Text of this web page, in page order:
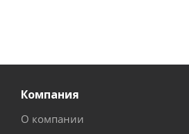
Компания
О компании